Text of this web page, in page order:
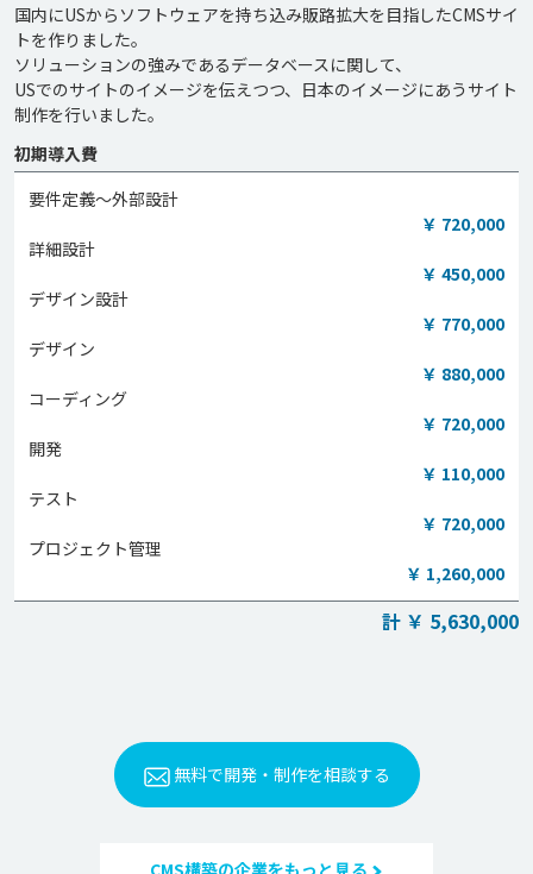
国内にUSからソフトウェアを持ち込み販路拡大を目指したCMSサイ
トを作りました。
ソリューションの強みであるデータベースに関して、
USでのサイトのイメージを伝えつつ、日本のイメージにあうサイト
制作を行いました。
初期導入費
要件定義～外部設計
￥ 720,000
詳細設計
￥ 450,000
デザイン設計
￥ 770,000
デザイン
￥ 880,000
コーディング
￥ 720,000
開発
￥ 110,000
テスト
￥ 720,000
プロジェクト管理
￥ 1,260,000
計 ￥ 5,630,000
無料で開発・制作を相談する
CMS構築の企業をもっと見る